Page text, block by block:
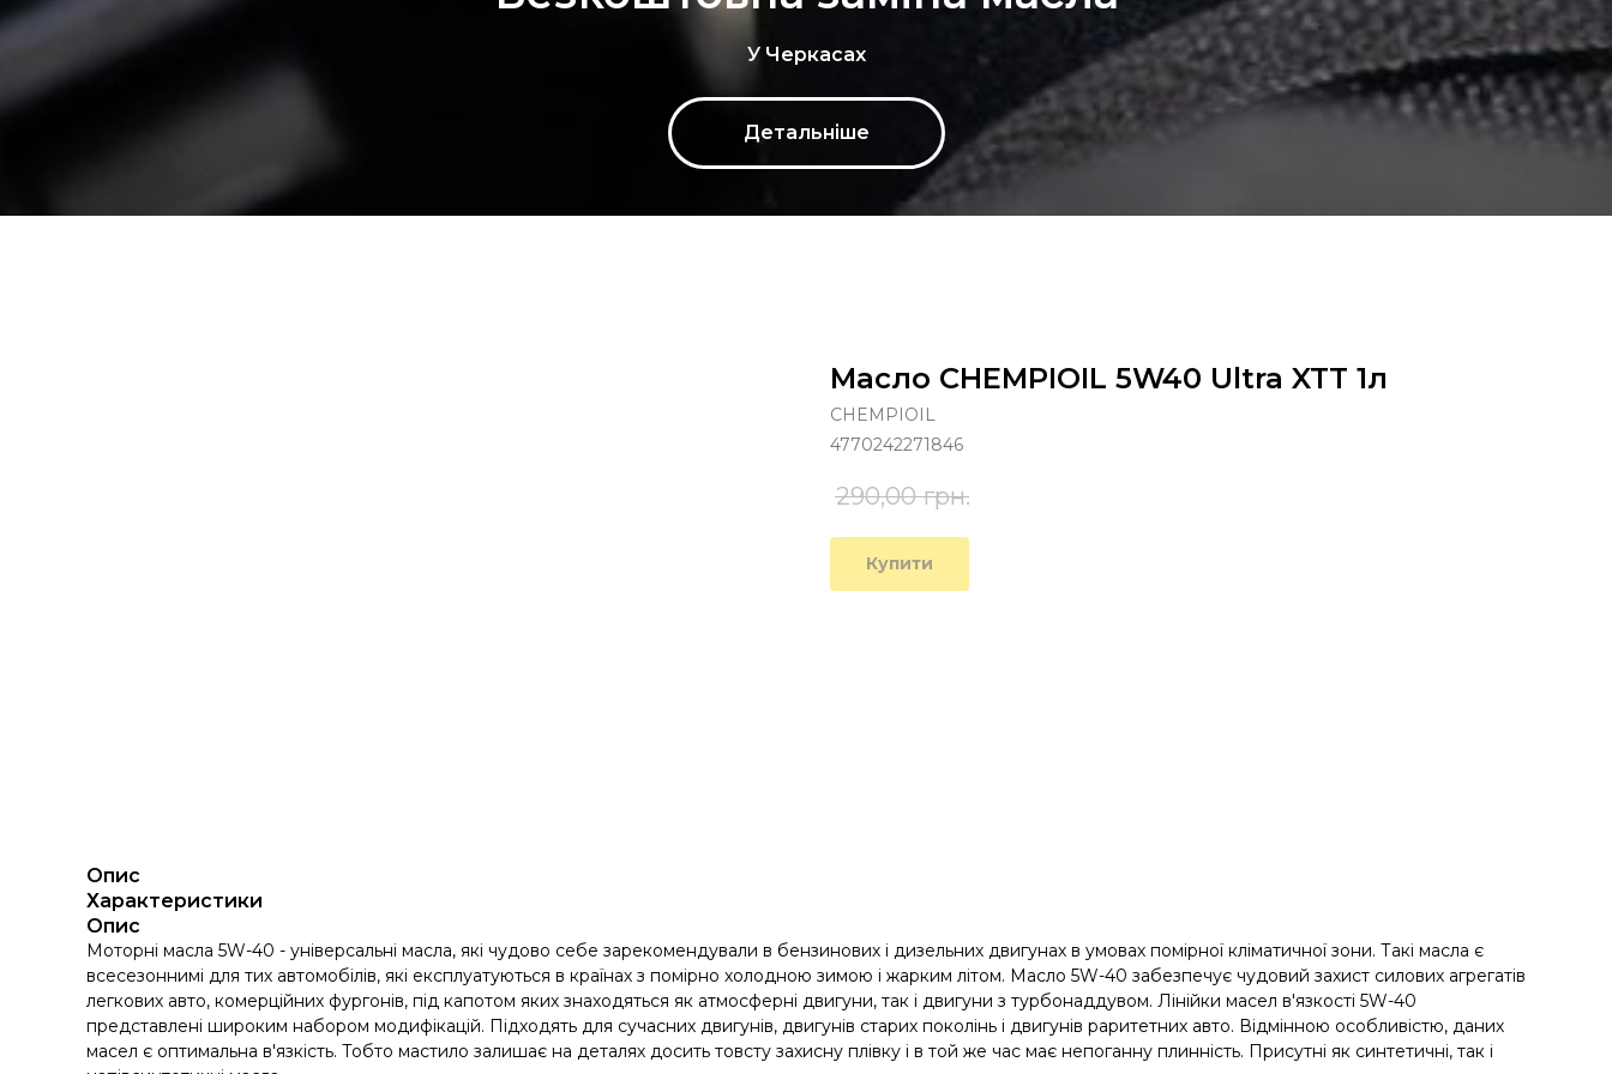
У Черкасах
Детальніше
Масло CHEMPIOIL 5W40 Ultra XTT 1л
CHEMPIOIL
4770242271846
290,00 грн.
Купити
Опис
Характеристики
Опис
Моторні масла 5W-40 - універсальні масла, які чудово себе зарекомендували в бензинових і дизельних двигунах в умовах помірної кліматичної зони. Такі масла є
всесезоннимі для тих автомобілів, які експлуатуються в країнах з помірно холодною зимою і жарким літом. Масло 5W-40 забезпечує чудовий захист силових агрегатів
легкових авто, комерційних фургонів, під капотом яких знаходяться як атмосферні двигуни, так і двигуни з турбонаддувом. Лінійки масел в'язкості 5W-40
представлені широким набором модифікацій. Підходять для сучасних двигунів, двигунів старих поколінь і двигунів раритетних авто. Відмінною особливістю, даних
масел є оптимальна в'язкість. Тобто мастило залишає на деталях досить товсту захисну плівку і в той же час має непоганну плинність. Присутні як синтетичні, так і